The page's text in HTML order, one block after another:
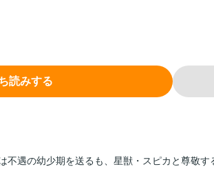
読みする
不遇の幼少期を送るも、星獣・スピカと尊敬す